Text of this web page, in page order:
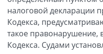
налоговой декларации
Кодекса,
такое правонарушение,
Кодекса. Судами